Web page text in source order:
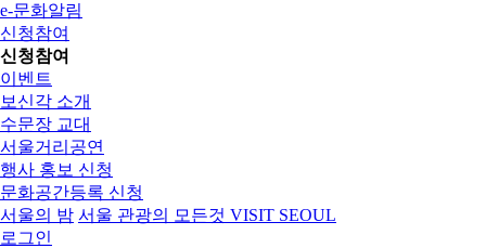
e-문화알림
신청참여
신청참여
이벤트
보신각 소개
수문장 교대
서울거리공연
행사 홍보 신청
문화공간등록 신청
서울의 밤 서울 관광의 모든것 VISIT SEOUL
로그인